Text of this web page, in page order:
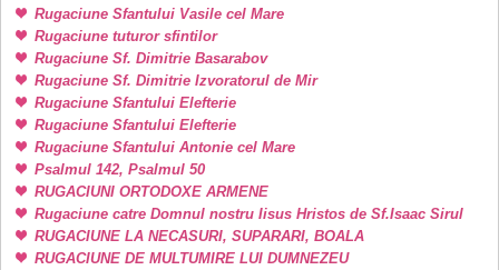
Rugaciune Sfantului Vasile cel Mare
Rugaciune tuturor sfintilor
Rugaciune Sf. Dimitrie Basarabov
Rugaciune Sf. Dimitrie Izvoratorul de Mir
Rugaciune Sfantului Elefterie
Rugaciune Sfantului Elefterie
Rugaciune Sfantului Antonie cel Mare
Psalmul 142, Psalmul 50
RUGACIUNI ORTODOXE ARMENE
Rugaciune catre Domnul nostru Iisus Hristos de Sf.Isaac Sirul
RUGACIUNE LA NECASURI, SUPARARI, BOALA
RUGACIUNE DE MULTUMIRE LUI DUMNEZEU